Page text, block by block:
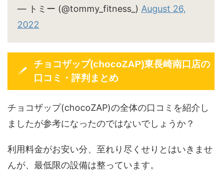
— トミー (@tommy_fitness_) August 26,
2022
チョコザップ(chocoZAP)東長崎南口店の
口コミ・評判まとめ
チョコザップ(chocoZAP)の全体の口コミを紹介し
ましたが参考になったのではないでしょうか？
利用料金がお安い分、至れり尽くせりとはいきませ
んが、最低限の設備は整っています。